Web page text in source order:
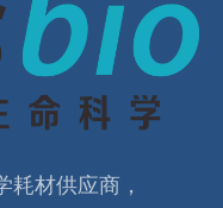
耗材供应商，